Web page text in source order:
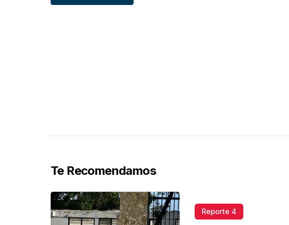
Te Recomendamos
Reporte 4